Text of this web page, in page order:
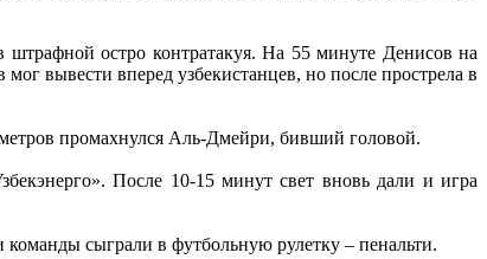
штрафной остро контратакуя. На 55 минуте Денисов на
вывести вперед узбекистанцев, но после прострела в
промахнулся Аль-Дмейри, бивший головой.
После 10-15 минут свет вновь дали и игра
сыграли в футбольную рулетку – пенальти.